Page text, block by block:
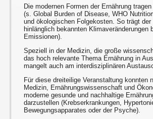
Die modernen Formen der Ernährung
(s. Global Burden of Disease, WHO
und ökologischen Folgekosten. So trägt
hinlänglich bekannten
Emissionen).
Speziell in der Medizin, die große
das hoch relevante Thema Ernährung in
mangelt auch am interdisziplinären
Für diese dreiteilige Veranstaltung konnten
Medizin, Ernährungswissenschaft und
moderne gesunde und nachhaltige
darzustellen (Krebserkrankungen,
Bewegungsapparates oder der Psyche).